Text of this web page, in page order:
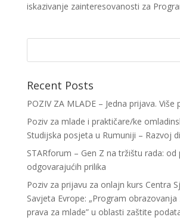
iskazivanje zainteresovanosti za
Recent Posts
POZIV ZA MLADE – Jedna prijava. Više
Poziv za mlade i praktičare/ke
Studijska posjeta u Rumuniji – Razvoj
STARforum – Gen Z na tržištu rada: od
odgovarajućih prilika
Poziv za prijavu za onlajn kurs Centra
Savjeta Evrope: „Program obrazovanja
prava za mlade” u oblasti zaštite